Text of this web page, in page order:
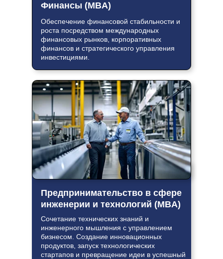
Обеспечение финансовой стабильности и
роста посредством международных
финансовых рынков, корпоративных
финансов и стратегического управления
инвестициями.
Финансы (MBA)
Сочетание технических знаний и
инженерного мышления с управлением
бизнесом. Создание инновационных
продуктов, запуск технологических
стартапов и превращение идеи в успешный
Предпринимательство в сфере
инженерии и технологий (MBA)